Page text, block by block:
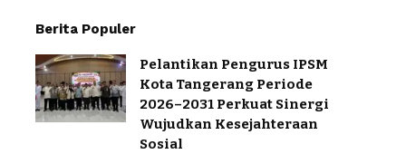
Berita Populer
Pelantikan Pengurus IPSM
Kota Tangerang Periode
2026–2031 Perkuat Sinergi
Wujudkan Kesejahteraan
Sosial